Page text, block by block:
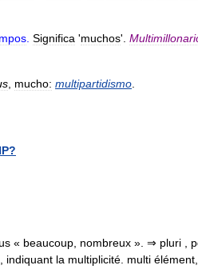
Significa 'muchos'.
mucho: multipartidismo
« beaucoup, nombreux ». ⇒ pluri ,
la multiplicité. multi